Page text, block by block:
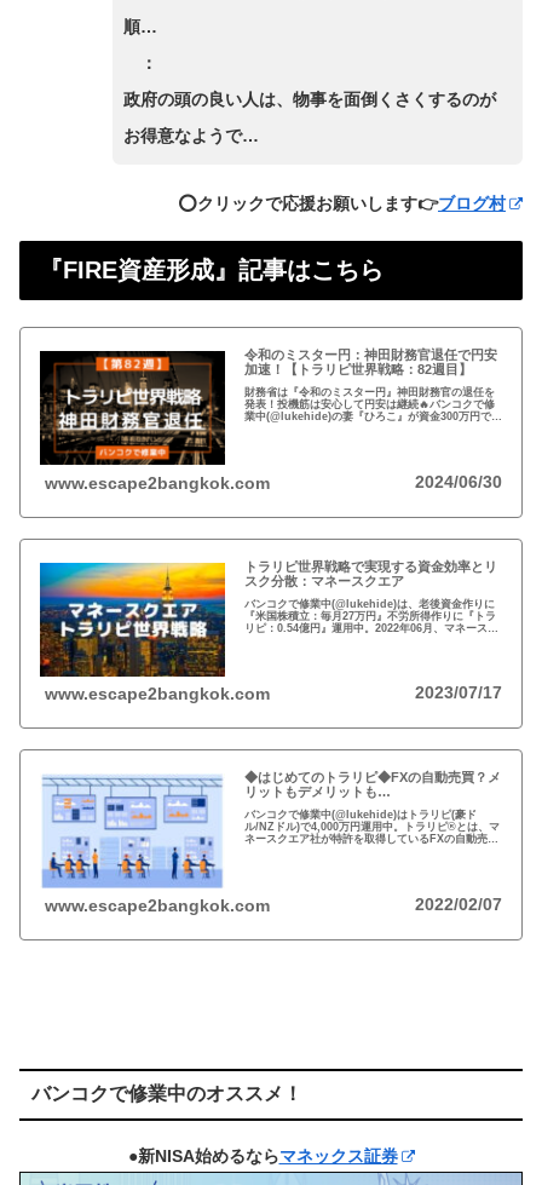
順…
：
政府の頭の良い人は、物事を面倒くさくするのが
お得意なようで…
⭕️クリックで応援お願いします👉ブログ村
『FIRE資産形成』記事はこちら
令和のミスター円：神田財務官退任で円安
加速！【トラリピ世界戦略：82週目】
財務省は『令和のミスター円』神田財務官の退任を
発表！投機筋は安心して円安は継続🔥バンコクで修
業中(@lukehide)の妻『ひろこ』が資金300万円で
www.escape2bangkok.com 2024/06/30
トラリピ世界戦略で実現する資金効率とリ
スク分散：マネースクエア
バンコクで修業中(@lukehide)は、老後資金作りに
『米国株積立：毎月27万円』不労所得作りに『トラ
リピ：0.54億円』運用中。2022年06月、マネースク
www.escape2bangkok.com 2023/07/17
◆はじめてのトラリピ◆FXの自動売買？メ
リットもデメリットも…
バンコクで修業中(@lukehide)はトラリピ(豪ド
ル/NZドル)で4,000万円運用中。トラリピ®とは、マ
ネースクエア社が特許を取得しているFXの自動売買
www.escape2bangkok.com 2022/02/07
バンコクで修業中のオススメ！
●新NISA始めるならマネックス証券